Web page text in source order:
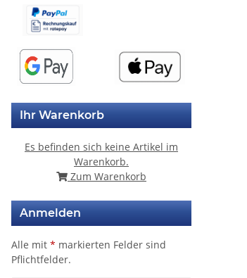
Ihr Warenkorb
Es befinden sich keine Artikel im
Warenkorb.
Zum Warenkorb
Anmelden
Alle mit * markierten Felder sind
Pflichtfelder.